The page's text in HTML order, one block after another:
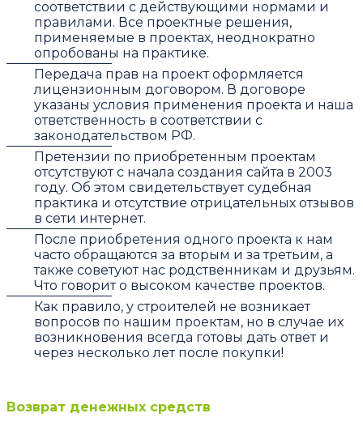
соответствии с действующими нормами и
правилами. Все проектные решения,
применяемые в проектах, неоднократно
опробованы на практике.
Передача прав на проект оформляется
лицензионным договором. В договоре
указаны условия применения проекта и наша
ответственность в соответствии с
законодательством РФ.
Претензии по приобретенным проектам
отсутствуют с начала создания сайта в 2003
году. Об этом свидетельствует судебная
практика и отсутствие отрицательных отзывов
в сети интернет.
После приобретения одного проекта к нам
часто обращаются за вторым и за третьим, а
также советуют нас родственникам и друзьям.
Что говорит о высоком качестве проектов.
Как правило, у строителей не возникает
вопросов по нашим проектам, но в случае их
возникновения всегда готовы дать ответ и
через несколько лет после покупки!
Возврат денежных средств